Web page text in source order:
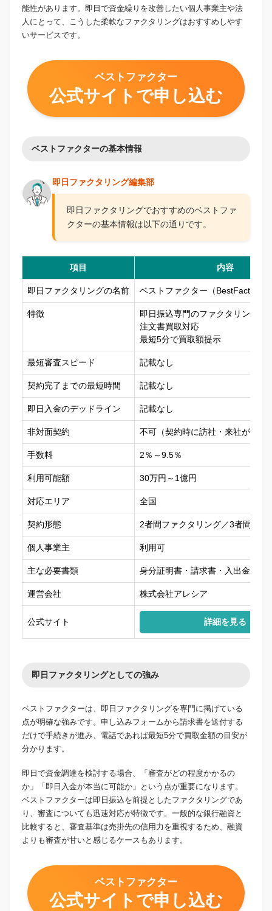
能性があります。即日で資金繰りを改善したい個人事業主や法
人にとって、こうした柔軟なファクタリングはおすすめしやす
いサービスです。
ベストファクター
公式サイトで申し込む
ベストファクターの基本情報
即日ファクタリング編集部
即日ファクタリングでおすすめのベストファ
クターの基本情報は以下の通りです。
項目 内容
即日ファクタリングの名前 ベストファクター（BestFactor）
特徴
即日振込専門のファクタリング
注文書買取対応
最短5分で買取額提示
最短審査スピード 記載なし
契約完了までの最短時間 記載なし
即日入金のデッドライン 記載なし
非対面契約 不可（契約時に訪社・来社が必要
手数料 2％～9.5％
利用可能額 30万円～1億円
対応エリア 全国
契約形態 2者間ファクタリング／3者間ファ
個人事業主 利用可
主な必要書類 身分証明書・請求書・入出金通帳
運営会社 株式会社アレシア
公式サイト 詳細を見る
即日ファクタリングとしての強み
ベストファクターは、即日ファクタリングを専門に掲げている
点が明確な強みです。申し込みフォームから請求書を送付する
だけで手続きが進み、電話であれば最短5分で買取金額の目安が
分かります。
即日で資金調達を検討する場合、「審査がどの程度かかるの
か」「即日入金が本当に可能か」という点が重要になります。
ベストファクターは即日振込を前提としたファクタリングであ
り、審査についても迅速対応が特徴です。一般的な銀行融資と
比較すると、審査基準は売掛先の信用力を重視するため、融資
よりも審査が甘いと感じるケースもあります。
ベストファクター
公式サイトで申し込む